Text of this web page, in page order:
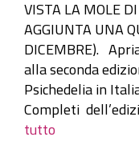
VISTA LA MOLE
AGGIUNTA UNA
DICEMBRE).
alla seconda
Psichedelia in
Completi
tutto